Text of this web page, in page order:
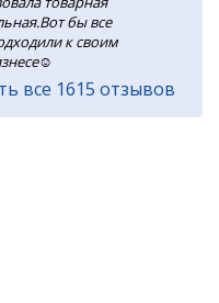
бы все
к своим
все 1615 отзывов